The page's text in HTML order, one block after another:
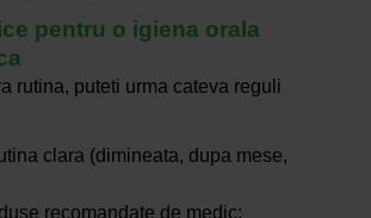
pentru o igiena orala
rutina, puteti urma cateva reguli
clara (dimineata, dupa mese,
recomandate de medic;